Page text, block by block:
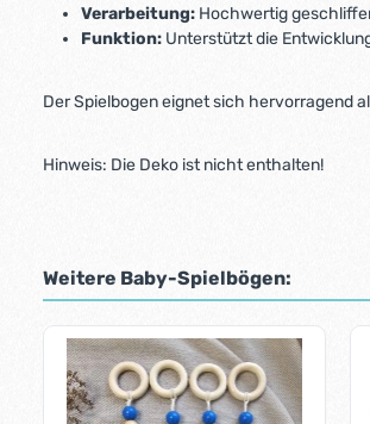
Verarbeitung: Hochwertig
Funktion: Unterstützt die
Der Spielbogen eignet sich hervorragend
Hinweis: Die Deko ist nicht enthalten!
Weitere Baby-Spielbögen:
Produktgalerie überspringen